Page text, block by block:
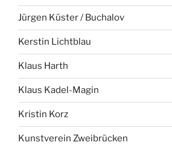
Jürgen Küster / Buchalov
Kerstin Lichtblau
Klaus Harth
Klaus Kadel-Magin
Kristin Korz
Kunstverein Zweibrücken